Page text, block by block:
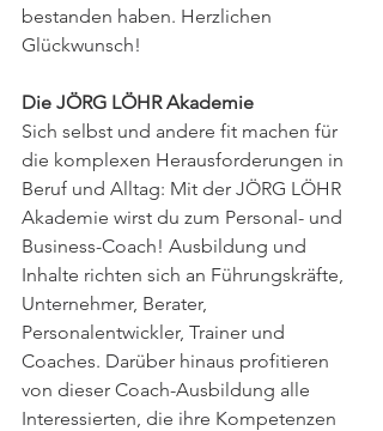
bestanden haben. Herzlichen
Glückwunsch!
Die JÖRG LÖHR Akademie
Sich selbst und andere fit machen für
die komplexen Herausforderungen in
Beruf und Alltag: Mit der JÖRG LÖHR
Akademie wirst du zum Personal- und
Business-Coach! Ausbildung und
Inhalte richten sich an Führungskräfte,
Unternehmer, Berater,
Personalentwickler, Trainer und
Coaches. Darüber hinaus profitieren
von dieser Coach-Ausbildung alle
Interessierten, die ihre Kompetenzen